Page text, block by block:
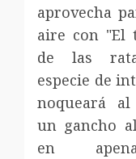
aprovecha
aire con "El
de las
especie de
noqueará
un gancho
en